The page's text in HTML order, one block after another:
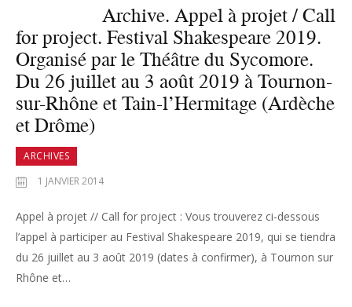
Archive. Appel à projet / Call
for project. Festival Shakespeare 2019.
Organisé par le Théâtre du Sycomore.
Du 26 juillet au 3 août 2019 à Tournon-
sur-Rhône et Tain-l’Hermitage (Ardèche
et Drôme)
ARCHIVES
1 JANVIER 2014
Appel à projet // Call for project : Vous trouverez ci-dessous
l’appel à participer au Festival Shakespeare 2019, qui se tiendra
du 26 juillet au 3 août 2019 (dates à confirmer), à Tournon sur
Rhône et…